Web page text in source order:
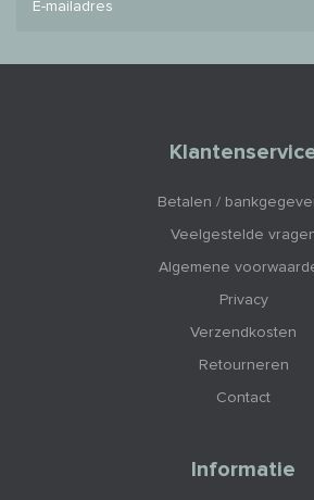
Betalen /
Veelgestelde
Algemene
Privacy
Verzendkosten
Retourneren
Contact
Informatie